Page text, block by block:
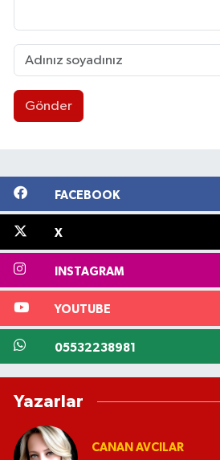
Gönder
FACEBOOK
X
INSTAGRAM
YOUTUBE
05532238981
Yazarlar
CANAN AVCILAR